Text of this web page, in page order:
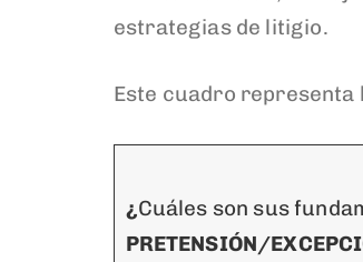
estrategias de litigio.
Este cuadro representa
¿Cuáles son sus
PRETENSIÓN/